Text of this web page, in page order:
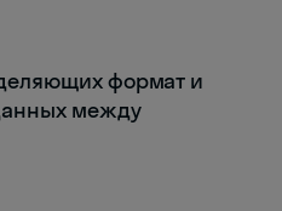
формат и
между